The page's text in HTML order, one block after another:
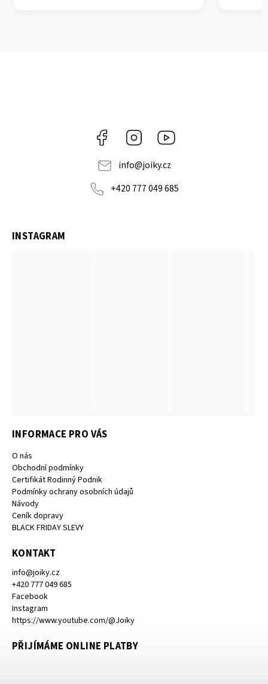
Facebook Instagram
info@joiky.cz
+420 777 049 685
INFORMACE PRO VÁS
O nás
Obchodní podmínky
Certifikát Rodinný Podnik
Podmínky ochrany osobních údajů
Návody
Ceník dopravy
BLACK FRIDAY SLEVY
KONTAKT
info@joiky.cz
+420 777 049 685
Facebook
Instagram
https://www.youtube.com/@Joiky
PŘIJÍMÁME ONLINE PLATBY
INSTAGRAM